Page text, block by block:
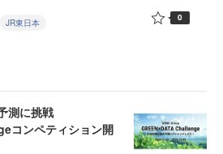
JR東日本 0
測に挑戦
コンペティション開